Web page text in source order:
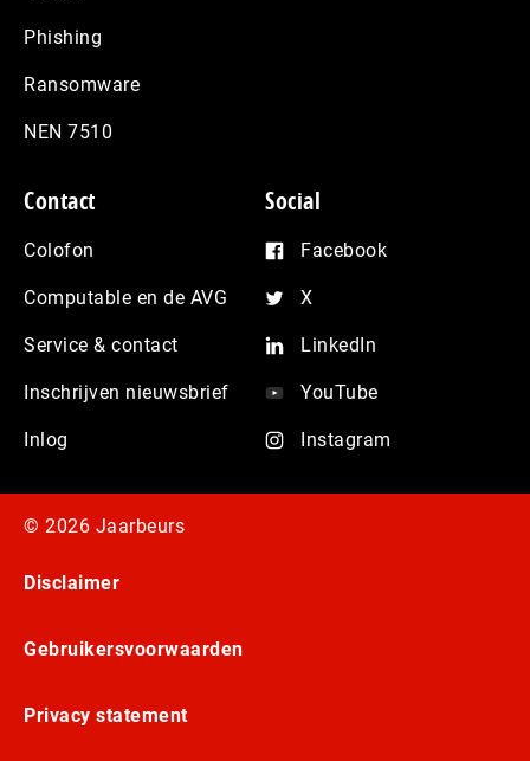
Phishing
Ransomware
NEN 7510
Contact
Colofon
Computable en de AVG
Service & contact
Inschrijven nieuwsbrief
Inlog
Social
Facebook
X
LinkedIn
YouTube
Instagram
© 2026 Jaarbeurs
Disclaimer
Gebruikersvoorwaarden
Privacy statement